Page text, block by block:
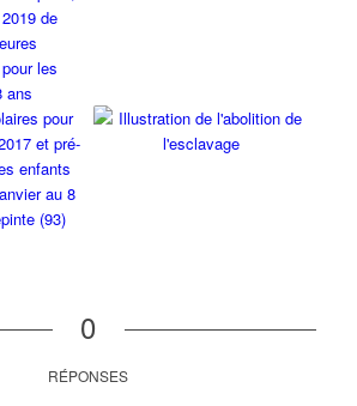
0
RÉPONSES